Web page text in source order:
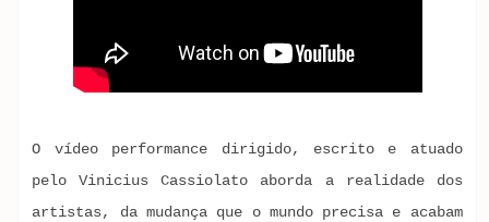
O vídeo performance dirigido, escrito e atuado
pelo Vinicius Cassiolato aborda a realidade dos
artistas, da mudança que o mundo precisa e acabam